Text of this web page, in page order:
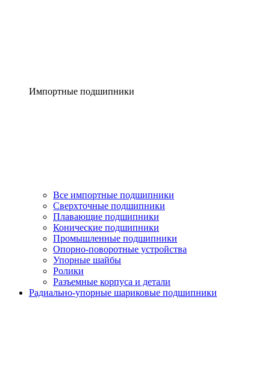
Импортные подшипники
Все импортные подшипники
Сверхточные подшипники
Плавающие подшипники
Конические подшипники
Промышленные подшипники
Опорно-поворотные устройства
Упорные шайбы
Ролики
Разъемные корпуса и детали
Радиально-упорные шариковые подшипники